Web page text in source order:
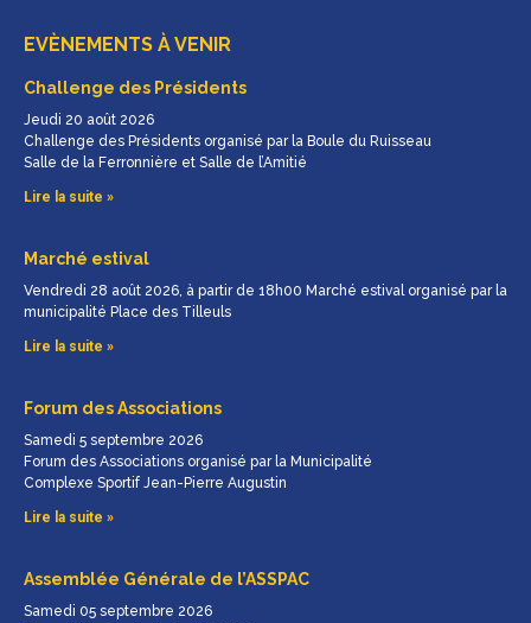
EVÈNEMENTS À VENIR
Challenge des Présidents
Jeudi 20 août 2026
Challenge des Présidents organisé par la Boule du Ruisseau
Salle de la Ferronnière et Salle de l’Amitié
Lire la suite »
Marché estival
Vendredi 28 août 2026, à partir de 18h00 Marché estival organisé par la
municipalité Place des Tilleuls
Lire la suite »
Forum des Associations
Samedi 5 septembre 2026
Forum des Associations organisé par la Municipalité
Complexe Sportif Jean-Pierre Augustin
Lire la suite »
Assemblée Générale de l’ASSPAC
Samedi 05 septembre 2026